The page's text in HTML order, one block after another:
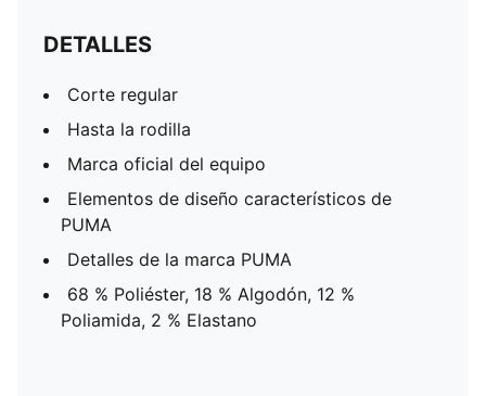
DETALLES
Corte regular
Hasta la rodilla
Marca oficial del equipo
Elementos de diseño característicos de
PUMA
Detalles de la marca PUMA
68 % Poliéster, 18 % Algodón, 12 %
Poliamida, 2 % Elastano